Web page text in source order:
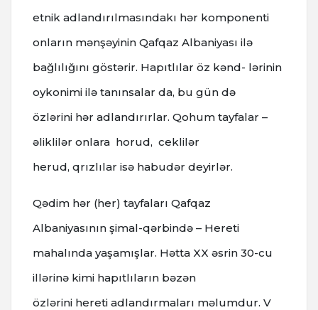
etnik adlandırılmasındakı hər komponenti
onların mənşəyinin Qafqaz Albaniyası ilə
bağlılığını göstərir. Hapıtlılar öz kənd- lərinin
oykonimi ilə tanınsalar da, bu gün də
özlərini hər adlandırırlar. Qohum tayfalar –
əliklilər onlara horud, ceklilər
herud, qrızlılar isə habudər deyirlər.
Qədim hər (her) tayfaları Qafqaz
Albaniyasının şimal-qərbində – Hereti
mahalında yaşamışlar. Hətta XX əsrin 30-cu
illərinə kimi hapıtlıların bəzən
özlərini hereti adlandırmaları məlumdur. V